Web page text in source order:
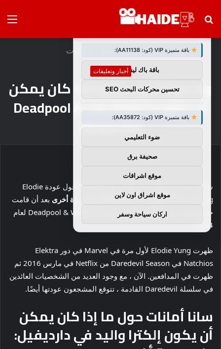
بحث
الرئيسية/ أخبار وتعليقات
أخبار وتعليقات
ولد مرة أخرى منتجًا إذا كان يمكن
أن يظهر Elektra بعد Deadpool &
Wolverine
شاركت المنتج Sana Amanat مؤخرًا أفكارها حول عودة Elodie
Yung المحتملة
إلكترافيDaredevil: ولد مرة أخرى
بعد أن قامت
جينيفر غارنر بتشغيل الدور في فيلم Deadpool & Wolverine لعام
2024.
ظهرت Elodie Yung لأول مرة في Marvel في دور Elektra
Natchios في Daredevil Season من Netflix في مارس 2016 ثم
ظهرت في المدافعين. الآن ، مع وجود العديد من الشخصيات العائدين
في سلسلة Daredevil القادمة ، تتوقع المشجعون عودتها أيضًا.
سانا أمانات حول ما إذا كان يمكن
أن يكون إلكترا واليد في دارديفيل:
توصيات :
باقة متميزة VIP (كود: AA11138):
باقة باك لينك
تحسين محركات البحث SEO
باقة متميزة VIP (كود: AA35872):
ضوء التعليمي
صحيفة برق
موقع اشراقات
موقع اشراق اون لاين
اركان سياحة وسفر